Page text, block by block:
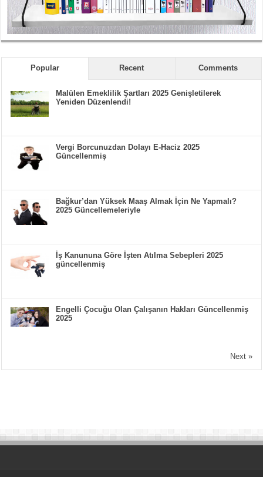
Popular Recent Comments
Malülen Emeklilik Şartları 2025 Genişletilerek
Yeniden Düzenlendi!
Vergi Borcunuzdan Dolayı E-Haciz 2025
Güncellenmiş
Bağkur’dan Yüksek Maaş Almak İçin Ne Yapmalı?
2025 Güncellemeleriyle
İş Kanununa Göre İşten Atılma Sebepleri 2025
güncellenmiş
Engelli Çocuğu Olan Çalışanın Hakları Güncellenmiş
2025
Next »